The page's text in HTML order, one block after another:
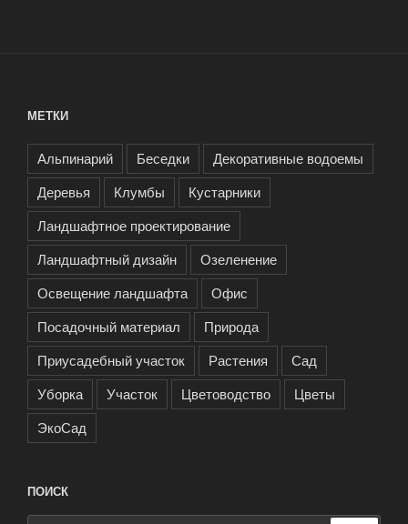
МЕТКИ
Альпинарий Беседки
Декоративные водоемы
Деревья
Клумбы
Кустарники
Ландшафтное проектирование
Ландшафтный дизайн
Озеленение
Освещение ландшафта
Офис
Посадочный материал
Природа
Приусадебный участок
Растения
Сад
Уборка
Участок Цветоводство
Цветы
ЭкоСад
ПОИСК